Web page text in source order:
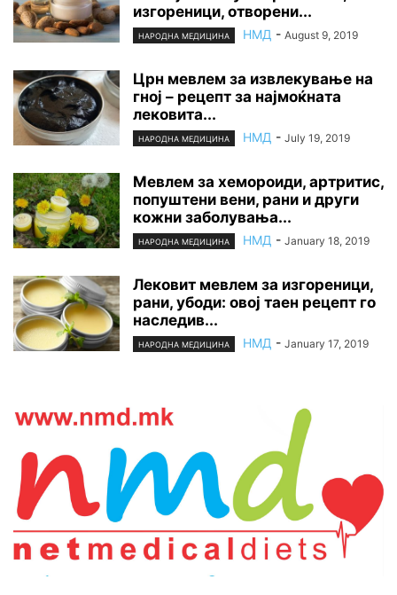
изгореници, отворени...
НАРОДНА МЕДИЦИНА НМД - August 9, 2019
Црн мевлем за извлекување на
гној – рецепт за најмоќната
лековита...
НАРОДНА МЕДИЦИНА НМД - July 19, 2019
Мевлем за хемороиди, артритис,
попуштени вени, рани и други
кожни заболувања...
НАРОДНА МЕДИЦИНА НМД - January 18, 2019
Лековит мевлем за изгореници,
рани, убоди: овој таен рецепт го
наследив...
НАРОДНА МЕДИЦИНА НМД - January 17, 2019